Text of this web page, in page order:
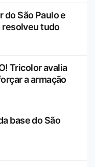
do São Paulo e
resolveu tudo
Tricolor avalia
a armação
base do São